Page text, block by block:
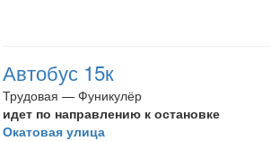
Автобус 15к
Трудовая — Фуникулёр
идет по направлению к остановке
Окатовая улица